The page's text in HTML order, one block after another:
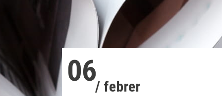
06/ febrer